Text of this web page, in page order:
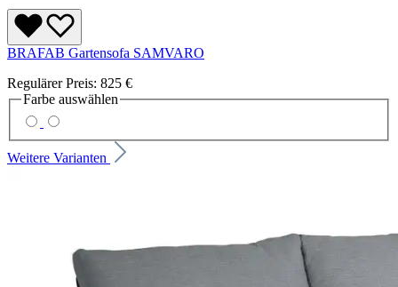
BRAFAB Gartensofa SAMVARO
Regulärer Preis: 825 €
Farbe auswählen
Weitere Varianten